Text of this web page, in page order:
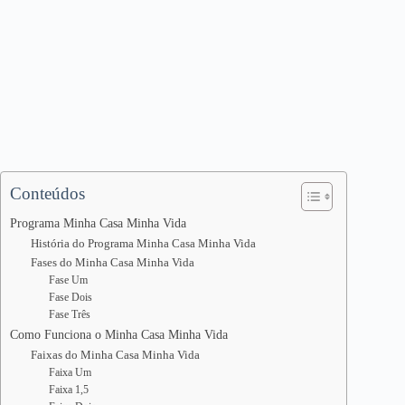
Conteúdos
Programa Minha Casa Minha Vida
História do Programa Minha Casa Minha Vida
Fases do Minha Casa Minha Vida
Fase Um
Fase Dois
Fase Três
Como Funciona o Minha Casa Minha Vida
Faixas do Minha Casa Minha Vida
Faixa Um
Faixa 1,5